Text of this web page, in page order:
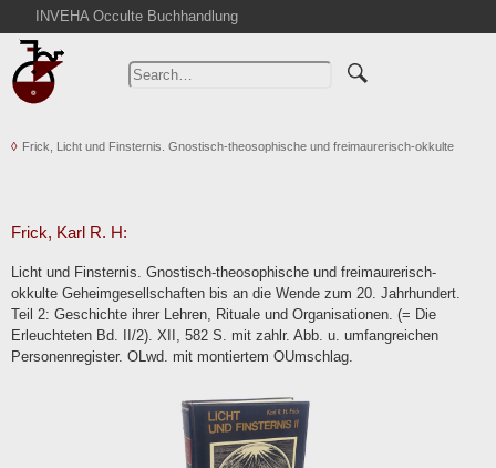
INVEHA Occulte Buchhandlung
Home
Advanced Search
Cart
Contact
Terms
Withdrawal
Frick, Licht und Finsternis. Gnostisch-theosophische und freimaurerisch-okkulte
Frick, Karl R. H:
Licht und Finsternis. Gnostisch-theosophische und freimaurerisch-
okkulte Geheimgesellschaften bis an die Wende zum 20. Jahrhundert.
Teil 2: Geschichte ihrer Lehren, Rituale und Organisationen. (= Die
Erleuchteten Bd. II/2). XII, 582 S. mit zahlr. Abb. u. umfangreichen
Personenregister. OLwd. mit montiertem OUmschlag.